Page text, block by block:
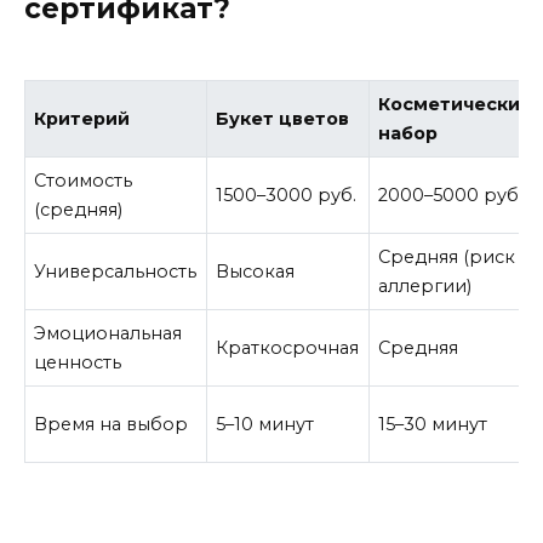
сертификат?
Критерий Букет цветов
Косметический
набор
Стоимость
(средняя)
1500–3000 руб. 2000–5000 руб.
Универсальность Высокая
Средняя (риск
аллергии)
Эмоциональная
ценность
Краткосрочная Средняя
Время на выбор 5–10 минут 15–30 минут